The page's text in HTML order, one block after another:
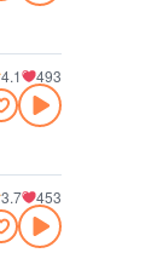
4.1 493
3.7 453